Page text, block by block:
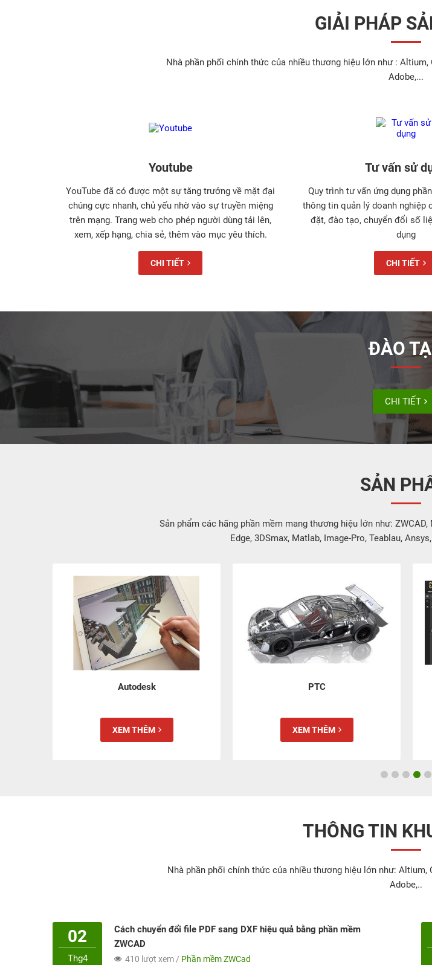
GIẢI PHÁP
Nhà phần phối chính thức của nhiều thương hiệu lớn như :
Adobe,...
Youtube
YouTube đã có được một sự tăng trưởng về mặt đại
chúng cực nhanh, chủ yếu nhờ vào sự truyền miệng
trên mạng. Trang web cho phép người dùng tải lên,
xem, xếp hạng, chia sẻ, thêm vào mục yêu thích.
CHI TIẾT
Tư vấn sử
Quy trình tư vấn ứng dụng
thông tin quản lý doanh nghiệp
đặt, đào tạo, chuyển đổi số
dụng
CHI TIẾT
ĐÀO
CHI TIẾT
SẢN
Sản phẩm các hãng phần mềm mang thương hiệu lớn như:
Edge, 3DSmax, Matlab, Image-Pro, Teablau,
Autodesk
XEM THÊM
PTC
XEM THÊM
THÔNG TIN
Nhà phần phối chính thức của nhiều thương hiệu lớn như:
Adobe,..
02
Thg4
Cách chuyển đổi file PDF sang DXF hiệu quả bằng phần mềm
ZWCAD
410 lượt xem / Phần mềm ZWCad